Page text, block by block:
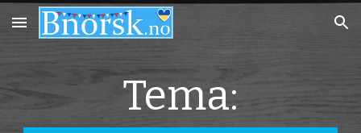
Skip to main content Skip to navigation
Tema: